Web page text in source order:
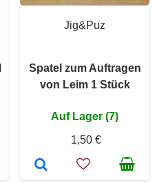
Jig&Puz
Spatel zum Auftragen
von Leim 1 Stück
Auf Lager (7)
1,50 €